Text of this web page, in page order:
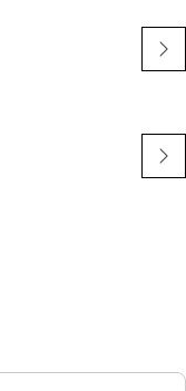
efficient
the longevity and
distribution of